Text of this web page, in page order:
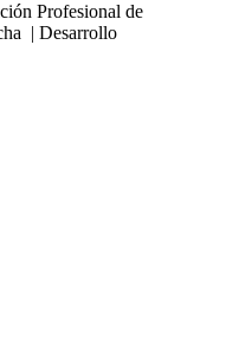
Profesional de
| Desarrollo